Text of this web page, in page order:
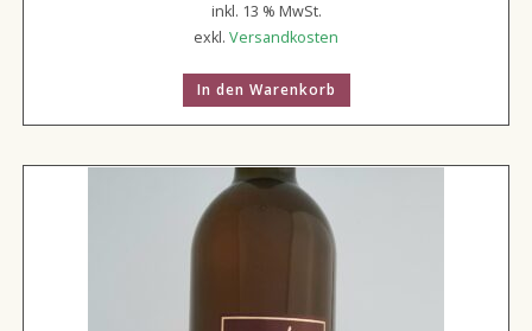
inkl. 13 % MwSt.
exkl. Versandkosten
In den Warenkorb